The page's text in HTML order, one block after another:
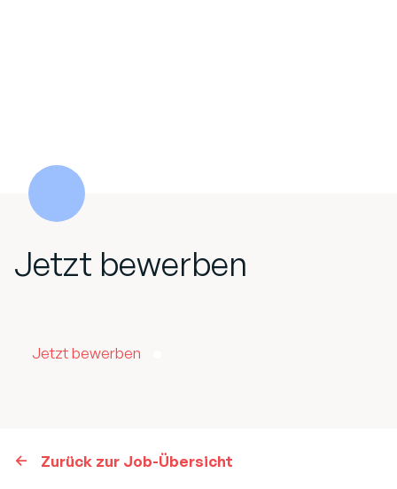
Jetzt bewerben
Jetzt bewerben
Zurück zur Job-Übersicht